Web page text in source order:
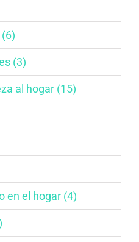
(3)
al hogar​ (15)
en el hogar​ (4)